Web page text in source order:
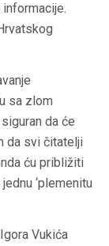
sa zlom
da će
da svi čitatelji
ću približiti
‘plemenitu
Vukića